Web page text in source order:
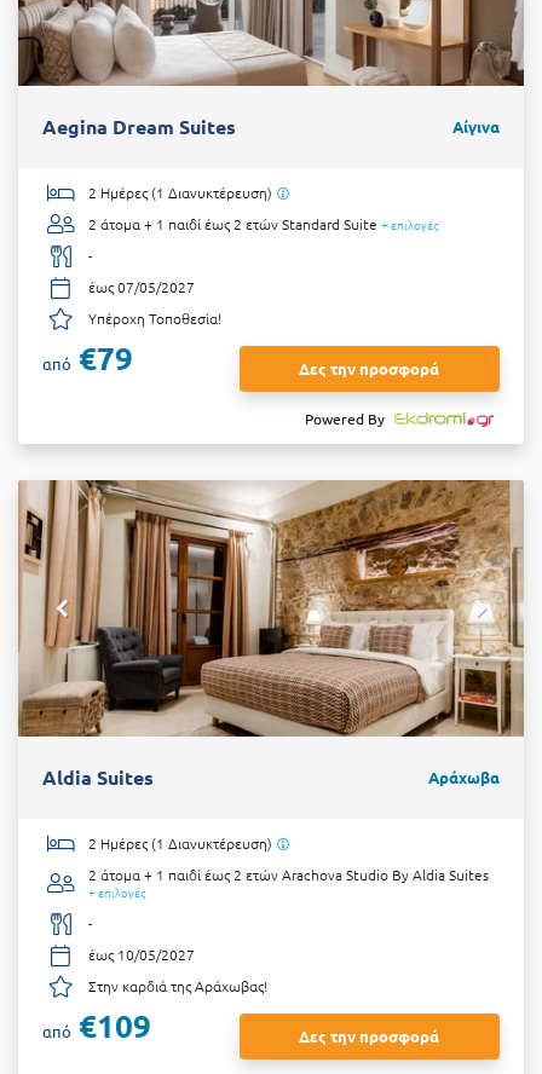
Aegina Dream Suites Αίγινα
2 Ημέρες (1 Διανυκτέρευση)
2 άτομα + 1 παιδί έως 2 ετώνStandard Suite + επιλογές
-
έως 07/05/2027
Υπέροχη Τοποθεσία!
από €79 Δες την προσφορά
Powered By
Aldia Suites Αράχωβα
2 Ημέρες (1 Διανυκτέρευση)
2 άτομα + 1 παιδί έως 2 ετώνArachova Studio By Aldia Suites
+ επιλογές
-
έως 10/05/2027
Στην καρδιά της Αράχωβας!
από €109 Δες την προσφορά